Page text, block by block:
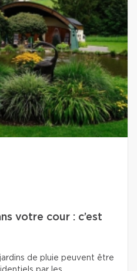
votre cour : c’est
de pluie peuvent être